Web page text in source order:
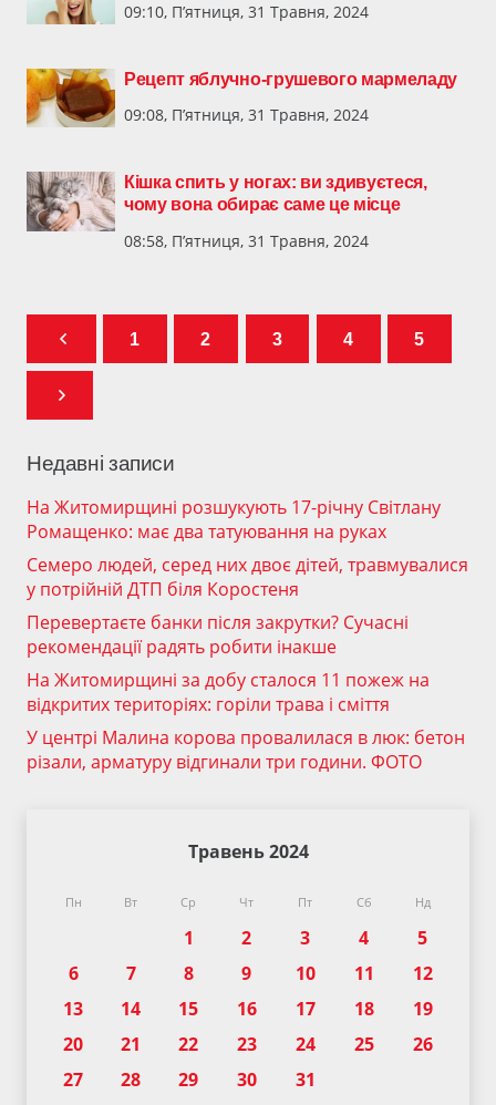
09:10, П’ятниця, 31 Травня, 2024
Рецепт яблучно-грушевого мармеладу
09:08, П’ятниця, 31 Травня, 2024
Кішка спить у ногах: ви здивуєтеся,
чому вона обирає саме це місце
08:58, П’ятниця, 31 Травня, 2024
1 2 3 4 5
Недавні записи
На Житомирщині розшукують 17-річну Світлану
Ромащенко: має два татуювання на руках
Семеро людей, серед них двоє дітей, травмувалися
у потрійній ДТП біля Коростеня
Перевертаєте банки після закрутки? Сучасні
рекомендації радять робити інакше
На Житомирщині за добу сталося 11 пожеж на
відкритих територіях: горіли трава і сміття
У центрі Малина корова провалилася в люк: бетон
різали, арматуру відгинали три години. ФОТО
Травень 2024
Пн Вт Ср Чт Пт Сб Нд
1 2 3 4
5
6
7 8 9 10 11
12
13
14 15 16 17 18
19
20
21 22 23 24 25
26
27
28 29 30 31